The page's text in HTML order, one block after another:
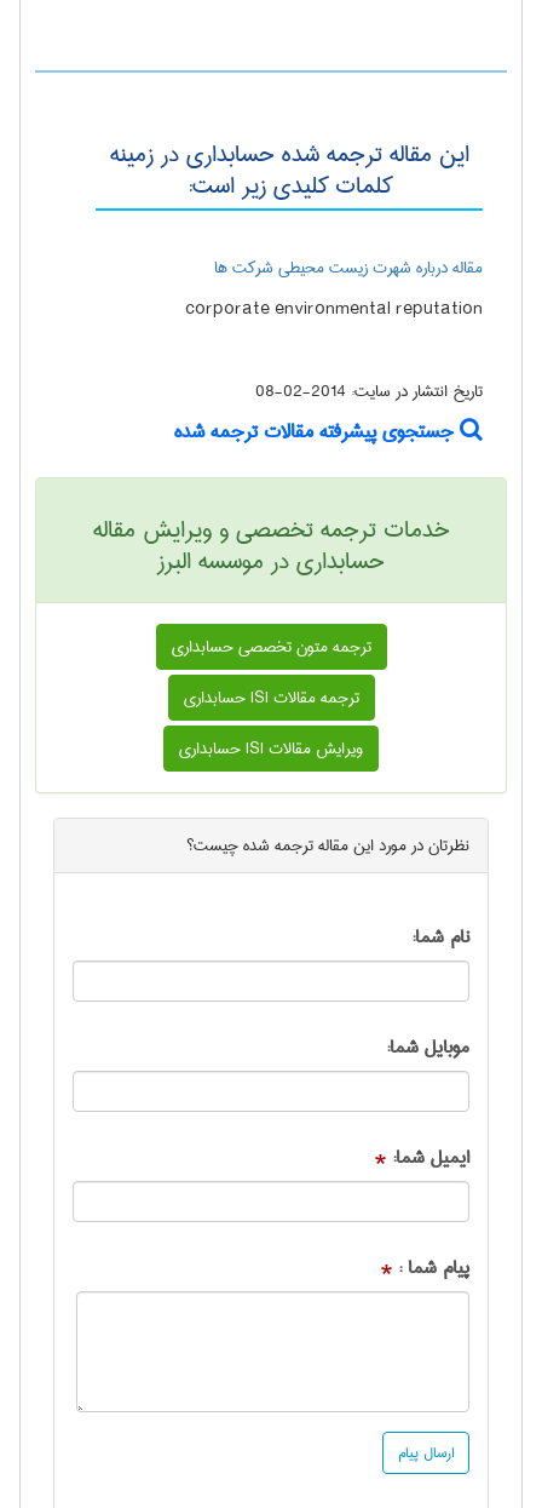
این مقاله ترجمه شده حسابداری در زمینه
کلمات کلیدی زیر است:
مقاله درباره شهرت زیست محیطی شرکت ها
corporate environmental reputation
تاریخ انتشار در سایت: 2014-02-08
جستجوی پیشرفته مقالات ترجمه شده
خدمات ترجمه تخصصی و ویرایش مقاله
حسابداری در موسسه البرز
ترجمه متون تخصصی حسابداری
ترجمه مقالات ISI حسابداری
ویرایش مقالات ISI حسابداری
نظرتان در مورد اینمقاله ترجمه شدهچیست؟
نام شما:
موبایل شما:
ایمیل شما: *
پیام شما : *